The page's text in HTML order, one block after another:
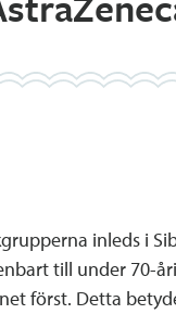
inleds i
till under 70-
först. Detta